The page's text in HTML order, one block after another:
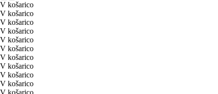
V košarico
V košarico
V košarico
V košarico
V košarico
V košarico
V košarico
V košarico
V košarico
V košarico